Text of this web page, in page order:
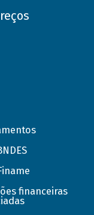
financeiras